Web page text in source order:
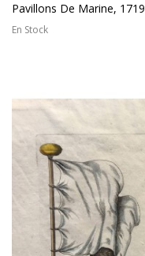
Pavillons De Marine, 1719
En Stock